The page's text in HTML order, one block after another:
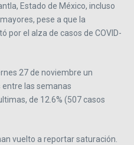
Estado de México, incluso
pese a que la
por el alza de casos de COVID-
27 de noviembre un
las semanas
de 12.6% (507 casos
vuelto a reportar saturación.